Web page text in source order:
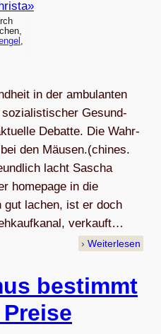
in der ambu­lan­ten
sozia­lis­ti­scher Gesund­
Debatte. Die Wahr­
den Mäu­sen.(chi­nes.
lacht Sascha
home­page in die
gut lachen, ist er doch
ver­kauft…
Weiterlesen
bestimmt